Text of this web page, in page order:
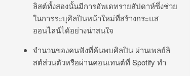
ลิสต์ทั้งสองนั้นมีการอัพเดทรายสัปดาห์ซึ่งช่วย
ในการระบุศิลปินหน้าใหม่ที่สร้างกระแส
ออนไลน์ได้อย่างน่าสนใจ
จำนวนของคนฟังที่ค้นพบศิลปิน ผ่านเพลย์ลิ
สต์ส่วนตัวหรือผ่านคอนเทนต์ที่ Spotify ทำ